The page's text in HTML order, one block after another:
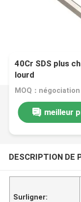
40Cr SDS plus
lourd
MOQ：négociation
meilleur
DESCRIPTION DE
Surligner: